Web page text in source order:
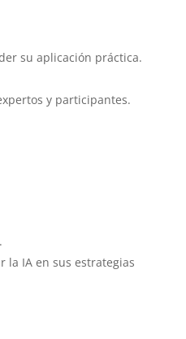
su aplicación práctica.
y participantes.
la IA en sus estrategias